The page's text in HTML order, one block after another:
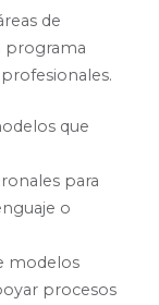
de
programa
que
para
o
modelos
procesos